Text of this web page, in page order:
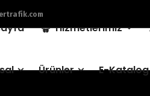
Hizmetlerimiz
Ürünler E-Katalog